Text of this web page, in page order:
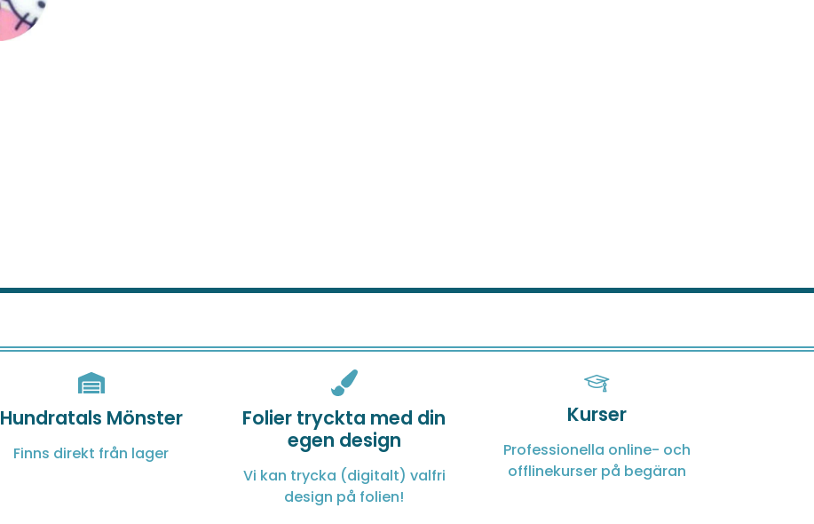
Hundratals Mönster
Finns direkt från lager
Folier tryckta med din
egen design
Vi kan trycka (digitalt) valfri
design på folien!
Kurser
Professionella online- och
offlinekurser på begäran